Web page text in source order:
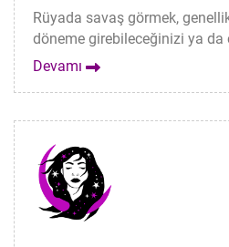
Rüyada savaş görmek,
döneme girebileceğinizi ya da
Devamı